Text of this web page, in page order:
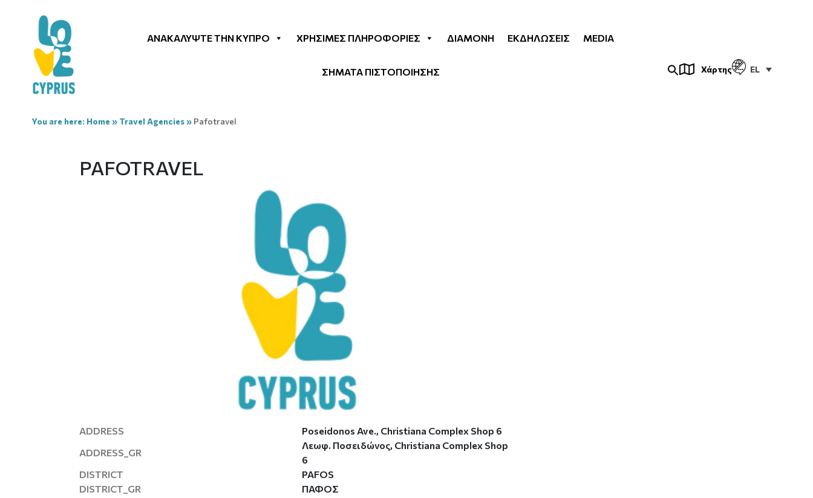
ΑΝΑΚΑΛΎΨΤΕ ΤΗΝ ΚΎΠΡΟ ΧΡΉΣΙΜΕΣ ΠΛΗΡΟΦΟΡΊΕΣ ΔΙΑΜΟΝΉ ΕΚΔΗΛΏΣΕΙΣ MEDIA
ΣΗΜΑΤΑ ΠΙΣΤΟΠΟΙΗΣΗΣ Χάρτης EL
You are here: Home » Travel Agencies» Pafotravel
PAFOTRAVEL
ADDRESS
Poseidonos Ave., Christiana Complex Shop 6
ADDRESS_GR
Λεωφ. Ποσειδώνος, Christiana Complex Shop
6
DISTRICT
PAFOS
DISTRICT_GR
ΠΑΦΟΣ